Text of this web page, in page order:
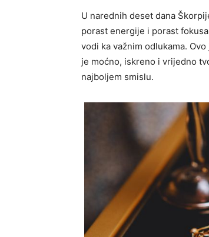
U narednih deset dana
porast energije i porast
vodi ka važnim odlukama.
je moćno, iskreno i vrijedno
najboljem smislu.